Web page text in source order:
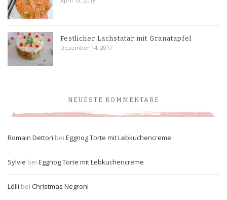
Festlicher Lachstatar mit Granatapfel
Dezember 14, 2017
NEUESTE KOMMENTARE
Romain Dettori bei Eggnog Torte mit Lebkuchencreme
Sylvie bei Eggnog Torte mit Lebkuchencreme
Lölli bei Christmas Negroni